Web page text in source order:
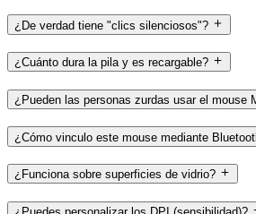
¿De verdad tiene "clics silenciosos"?
¿Cuánto dura la pila y es recargable?
¿Pueden las personas zurdas usar el mouse
¿Cómo vinculo este mouse mediante
¿Funciona sobre superficies de vidrio?